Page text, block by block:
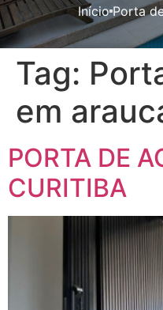
Início Porta
Tag:
em
PORTA DE
CURITIBA